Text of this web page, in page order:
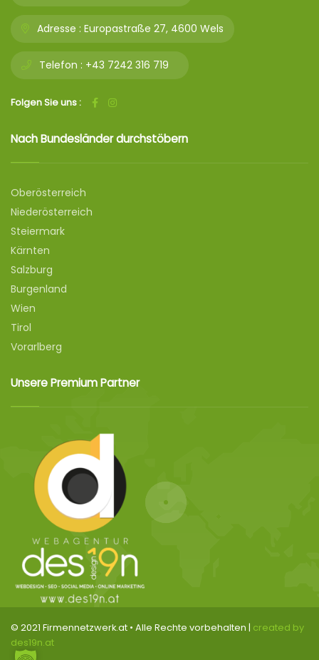
Adresse : Europastraße 27, 4600 Wels
Telefon : +43 7242 316 719
Folgen Sie uns :
Nach Bundesländer durchstöbern
Oberösterreich
Niederösterreich
Steiermark
Kärnten
Salzburg
Burgenland
Wien
Tirol
Vorarlberg
Unsere Premium Partner
© 2021 Firmennetzwerk.at • Alle Rechte vorbehalten | created by
des19n.at